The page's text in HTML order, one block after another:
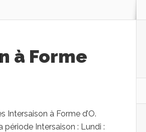
à Forme
Intersaison à Forme d’O.
période Intersaison : Lundi :